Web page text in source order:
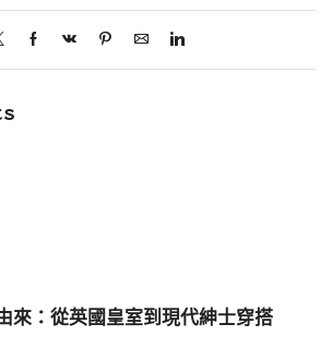
來：從英國皇室到現代紳士穿搭